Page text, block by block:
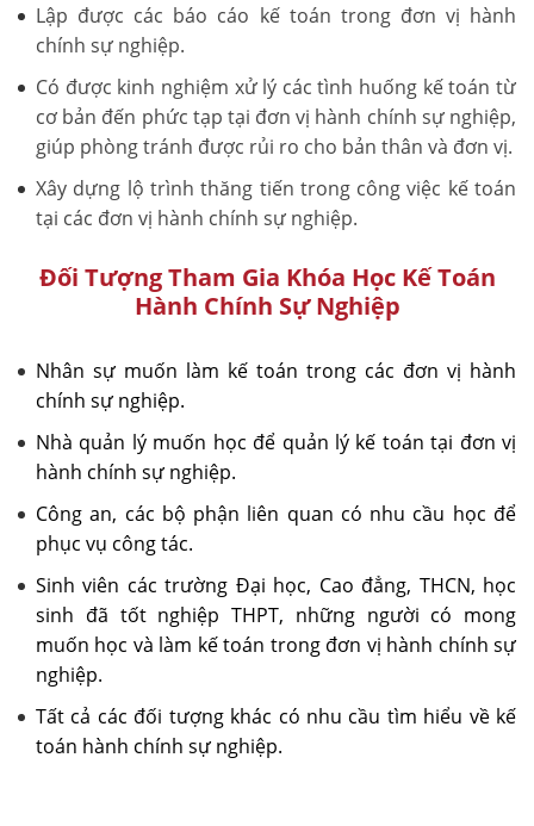
Lập được các báo cáo kế toán trong đơn vị hành
chính sự nghiệp.
Có được kinh nghiệm xử lý các tình huống kế toán từ
cơ bản đến phức tạp tại đơn vị hành chính sự nghiệp,
giúp phòng tránh được rủi ro cho bản thân và đơn vị.
Xây dựng lộ trình thăng tiến trong công việc kế toán
tại các đơn vị hành chính sự nghiệp.
Đối Tượng Tham Gia Khóa Học Kế Toán
Hành Chính Sự Nghiệp
Nhân sự muốn làm kế toán trong các đơn vị hành
chính sự nghiệp.
Nhà quản lý muốn học để quản lý kế toán tại đơn vị
hành chính sự nghiệp.
Công an, các bộ phận liên quan có nhu cầu học để
phục vụ công tác.
Sinh viên các trường Đại học, Cao đẳng, THCN, học
sinh đã tốt nghiệp THPT, những người có mong
muốn học và làm kế toán trong đơn vị hành chính sự
nghiệp.
Tất cả các đối tượng khác có nhu cầu tìm hiểu về kế
toán hành chính sự nghiệp.